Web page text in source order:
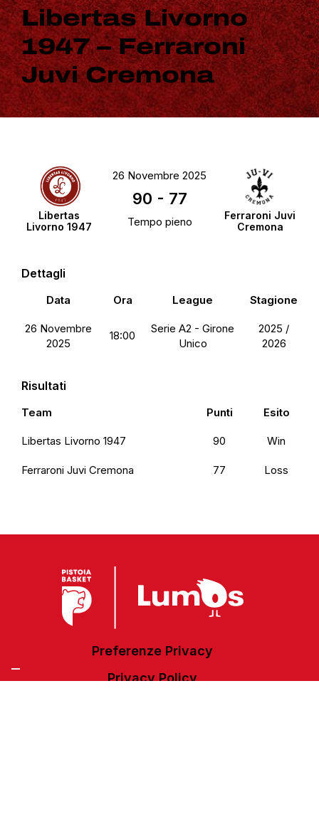
Libertas Livorno
1947 – Ferraroni
Juvi Cremona
Libertas
Livorno 1947
Ferraroni Juvi
Cremona
26 Novembre 2025
90 - 77
Tempo pieno
Dettagli
Data Ora League Stagione
26 Novembre
2025
18:00
Serie A2 - Girone
Unico
2025 /
2026
Risultati
Team Punti Esito
Libertas Livorno 1947 90 Win
Ferraroni Juvi Cremona 77 Loss
Preferenze Privacy
Privacy Policy